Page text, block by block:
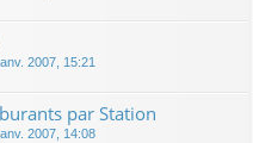
2007, 15:21
par Station
2007, 14:08